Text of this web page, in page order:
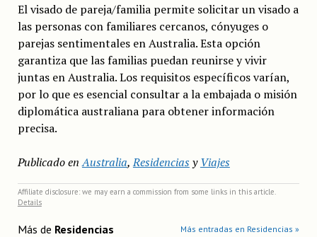
El visado de pareja/familia permite solicitar un visado a
las personas con familiares cercanos, cónyuges o
parejas sentimentales en Australia. Esta opción
garantiza que las familias puedan reunirse y vivir
juntas en Australia. Los requisitos específicos varían,
por lo que es esencial consultar a la embajada o misión
diplomática australiana para obtener información
precisa.
Publicado en Australia,ResidenciasyViajes
Affiliate disclosure: we may earn a commission from some links in this article.
Details
Más de Residencias Más entradas en Residencias »